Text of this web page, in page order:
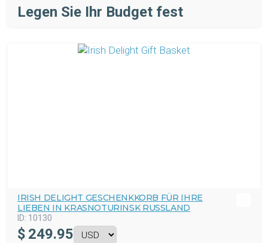
Legen Sie Ihr Budget fest
IRISH DELIGHT GESCHENKKORB FÜR IHRE
LIEBEN IN KRASNOTURINSK RUSSLAND
ID: 10130
$ 249.95